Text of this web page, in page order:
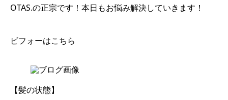
OTAS.の正宗です！本日もお悩み解決していきます！
ビフォーはこちら
【髪の状態】